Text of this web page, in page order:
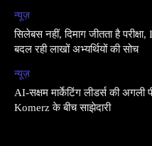
न्यूज़
सिलेबस नहीं, दिमाग जीतता है
बदल रही लाखों अभ्यर्थियों की सोच
न्यूज़
AI-सक्षम मार्केटिंग लीडर्स की
Komerz के बीच साझेदारी